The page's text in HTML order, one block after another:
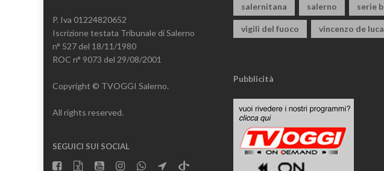
P. Iva 01224820652
Iscrizione testata Tribunale di Salerno
n° 527 del 18/11/1980
ROC n° 9073 del 29/08/2001
Copyright © TVOGGI Salerno.
All rights reserved.
SEGUICI SUI SOCIAL
salernitana salerno serie b
vigili del fuoco vincenzo de luca
Pubblicità